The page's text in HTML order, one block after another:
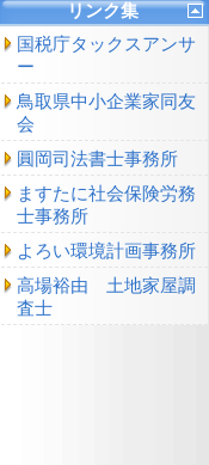
リンク集
国税庁タックスアンサ
ー
鳥取県中小企業家同友
会
圓岡司法書士事務所
ますたに社会保険労務
士事務所
よろい環境計画事務所
高場裕由 土地家屋調
査士